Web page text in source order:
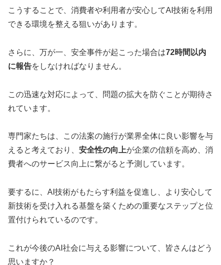
こうすることで、消費者や利用者が安心してAI技術を利用
できる環境を整える狙いがあります。
さらに、万が一、安全事件が起こった場合は72時間以内
に報告をしなければなりません。
この迅速な対応によって、問題の拡大を防ぐことが期待さ
れています。
専門家たちは、この法案の施行が業界全体に良い影響を与
えると考えており、 安全性の向上が企業の信頼を高め、消
費者へのサービス向上に繋がると予測しています。
要するに、AI技術がもたらす利益を促進し、より安心して
新技術を受け入れる基盤を築くための重要なステップと位
置付けられているのです。
これが今後のAI社会に与える影響について、皆さんはどう
思いますか？